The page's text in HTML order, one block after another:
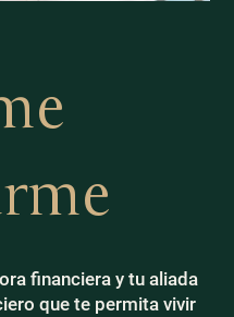
financiera y tu aliada
que te permita vivir